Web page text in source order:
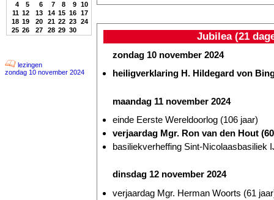
4
5 6 7 8 9 10
11 12 13 14 15 16 17
18 19 20 21 22 23 24
25 26 27 28 29 30
lezingen
zondag 10 november 2024
Jubilea (21
zondag 10 november 2024
heiligverklaring H. Hildegard von
maandag 11 november 2024
einde Eerste Wereldoorlog (106 jaar)
verjaardag Mgr. Ron van den Hout
basiliekverheffing Sint-Nicolaasbasiliek
dinsdag 12 november 2024
verjaardag Mgr. Herman Woorts (61